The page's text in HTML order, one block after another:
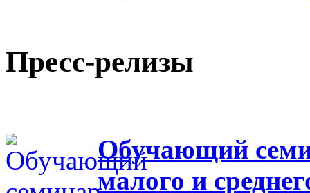
Пресс-релизы
Обучающий
малого и